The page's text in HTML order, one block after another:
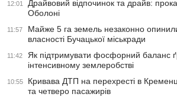
12:01
Драйвовий відпочинок та драйв:
Оболоні
11:57
Майже 5 га земель незаконно
власності Бучацької міськради
11:42
Як підтримувати фосфорний баланс
інтенсивному землеробстві
10:55
Кривава ДТП на перехресті в
та четверо пасажирів